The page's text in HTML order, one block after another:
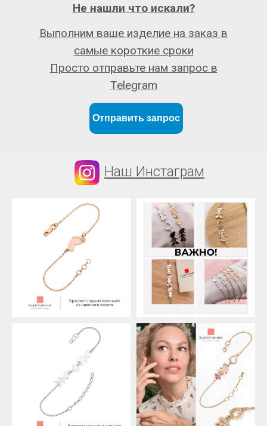
Отправить запрос
Выполним ваше изделие на заказ в
самые короткие сроки
Просто отправьте нам запрос в
Telegram
Не нашли что искали?
Наш Инстаграм